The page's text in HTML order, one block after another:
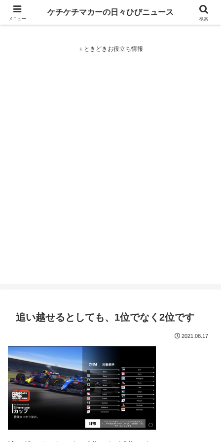
ケチケチマカーの日々ひびニュース
＋ときどきお役立ち情報
追い越せるとしても、1位でなく2位です
2021.08.17
メニュー
ケチケチマカーの日々ひびニュース
検索